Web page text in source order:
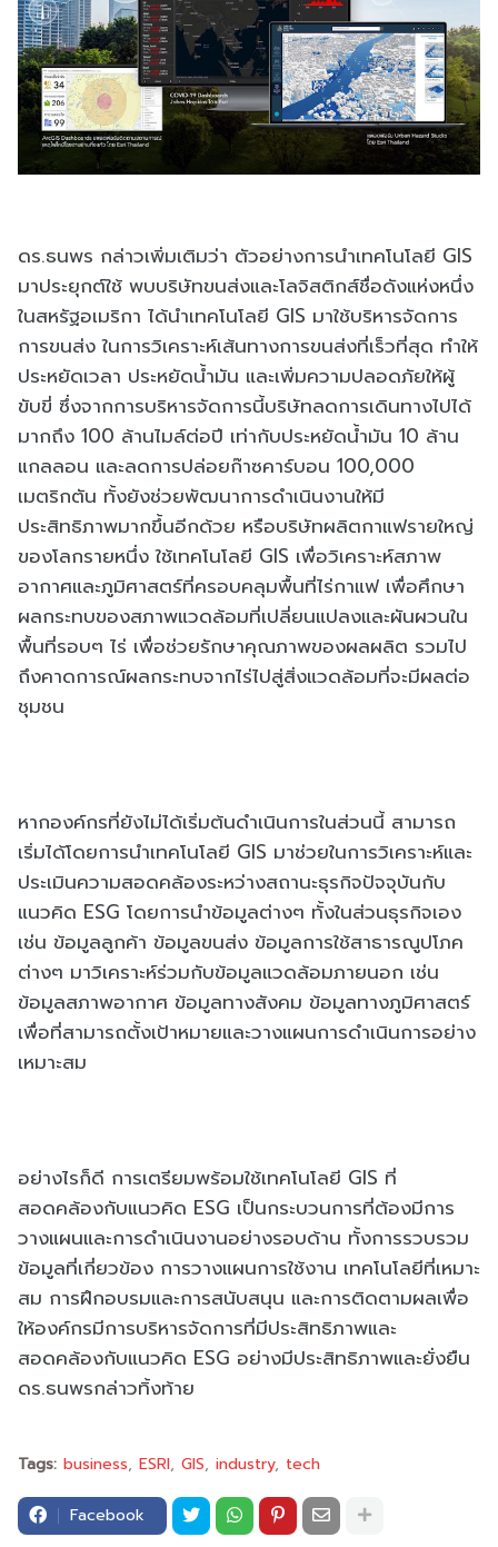
ดร.ธนพร กล่าวเพิ่มเติมว่า ตัวอย่างการนำเทคโนโลยี GIS
มาประยุกต์ใช้ พบบริษัทขนส่งและโลจิสติกส์ชื่อดังแห่งหนึ่ง
ในสหรัฐอเมริกา ได้นำเทคโนโลยี GIS มาใช้บริหารจัดการ
การขนส่ง ในการวิเคราะห์เส้นทางการขนส่งที่เร็วที่สุด ทำให้
ประหยัดเวลา ประหยัดน้ำมัน และเพิ่มความปลอดภัยให้ผู้
ขับขี่ ซึ่งจากการบริหารจัดการนี้บริษัทลดการเดินทางไปได้
มากถึง 100 ล้านไมล์ต่อปี เท่ากับประหยัดน้ำมัน 10 ล้าน
แกลลอน และลดการปล่อยก๊าซคาร์บอน 100,000
เมตริกตัน ทั้งยังช่วยพัฒนาการดำเนินงานให้มี
ประสิทธิภาพมากขึ้นอีกด้วย หรือบริษัทผลิตกาแฟรายใหญ่
ของโลกรายหนึ่ง ใช้เทคโนโลยี GIS เพื่อวิเคราะห์สภาพ
อากาศและภูมิศาสตร์ที่ครอบคลุมพื้นที่ไร่กาแฟ เพื่อศึกษา
ผลกระทบของสภาพแวดล้อมที่เปลี่ยนแปลงและผันผวนใน
พื้นที่รอบๆ ไร่ เพื่อช่วยรักษาคุณภาพของผลผลิต รวมไป
ถึงคาดการณ์ผลกระทบจากไร่ไปสู่สิ่งแวดล้อมที่จะมีผลต่อ
ชุมชน
หากองค์กรที่ยังไม่ได้เริ่มต้นดำเนินการในส่วนนี้ สามารถ
เริ่มได้โดยการนำเทคโนโลยี GIS มาช่วยในการวิเคราะห์และ
ประเมินความสอดคล้องระหว่างสถานะธุรกิจปัจจุบันกับ
แนวคิด ESG โดยการนำข้อมูลต่างๆ ทั้งในส่วนธุรกิจเอง
เช่น ข้อมูลลูกค้า ข้อมูลขนส่ง ข้อมูลการใช้สาธารณูปโภค
ต่างๆ มาวิเคราะห์ร่วมกับข้อมูลแวดล้อมภายนอก เช่น
ข้อมูลสภาพอากาศ ข้อมูลทางสังคม ข้อมูลทางภูมิศาสตร์
เพื่อที่สามารถตั้งเป้าหมายและวางแผนการดำเนินการอย่าง
เหมาะสม
อย่างไรก็ดี การเตรียมพร้อมใช้เทคโนโลยี GIS ที่
สอดคล้องกับแนวคิด ESG เป็นกระบวนการที่ต้องมีการ
วางแผนและการดำเนินงานอย่างรอบด้าน ทั้งการรวบรวม
ข้อมูลที่เกี่ยวข้อง การวางแผนการใช้งาน เทคโนโลยีที่เหมาะ
สม การฝึกอบรมและการสนับสนุน และการติดตามผลเพื่อ
ให้องค์กรมีการบริหารจัดการที่มีประสิทธิภาพและ
สอดคล้องกับแนวคิด ESG อย่างมีประสิทธิภาพและยั่งยืน
ดร.ธนพรกล่าวทิ้งท้าย
Tags: business ESRI GIS industry tech
Facebook